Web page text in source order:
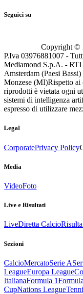
Seguici su
Copyright ©
P.Iva 03976881007 -
Mediamond S.p.A. - RTI
Amsterdam (Paesi
Monzese (MI)Rispetto ai
riprodotti è vietata ogni
sistemi di intelligenza
espresso di utilizzare
Legal
CorporatePrivacy Policy
Media
VideoFoto
Live e Risultati
LiveDiretta Calcio
Sezioni
CalcioMercatoSerie A
LeagueEuropa League
ItalianaFormula 1
CupNations League